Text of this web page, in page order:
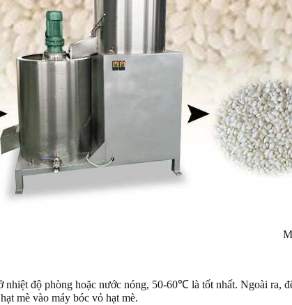
nhiệt độ phòng hoặc nước nóng, 50-60℃ là tốt nhất. Ngoài ra,
mè vào máy bóc vỏ hạt mè.